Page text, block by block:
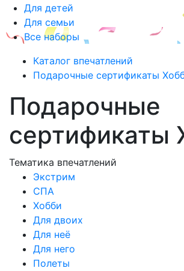
Для детей
Для семьи
Все наборы
Каталог впечатлений
Подарочные сертификаты
Подарочные
сертификаты
Тематика впечатлений
Экстрим
СПА
Хобби
Для двоих
Для неё
Для него
Полеты